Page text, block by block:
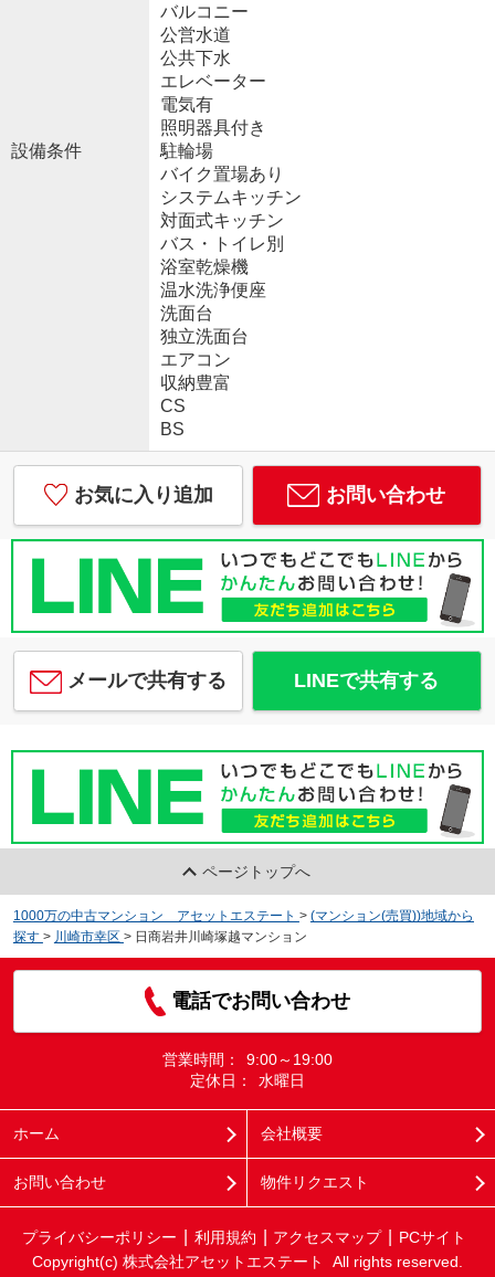
設備条件
バルコニー
公営水道
公共下水
エレベーター
電気有
照明器具付き
駐輪場
バイク置場あり
システムキッチン
対面式キッチン
バス・トイレ別
浴室乾燥機
温水洗浄便座
洗面台
独立洗面台
エアコン
収納豊富
CS
BS
お気に入り追加 お問い合わせ
メールで共有する LINEで共有する
ページトップへ
1000万の中古マンション アセットエステート > (マンション(売買))地域から
探す > 川崎市幸区 > 日商岩井川崎塚越マンション
電話でお問い合わせ
営業時間：
9:00～19:00
定休日：
水曜日
ホーム 会社概要
お問い合わせ 物件リクエスト
プライバシーポリシー 利用規約 アクセスマップ
PCサイト
Copyright(c) 株式会社アセットエステート All rights reserved.